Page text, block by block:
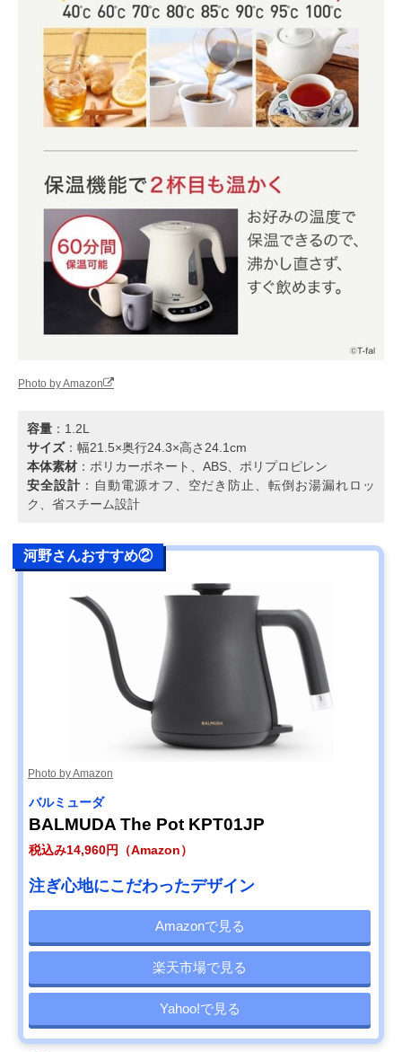
Photo by Amazon
容量 ：1.2L
サイズ：幅21.5×奥行24.3×高さ24.1cm
本体素材 ：ポリカーボネート、ABS、ポリプロピレン
安全設計 ：自動電源オフ、空だき防止、転倒お湯漏れロッ
ク、省スチーム設計
河野さんおすすめ②
Photo by Amazon
バルミューダ
BALMUDA The Pot KPT01JP
税込み14,960円（Amazon）
注ぎ心地にこだわったデザイン
Amazonで見る
楽天市場で見る
Yahoo!で見る